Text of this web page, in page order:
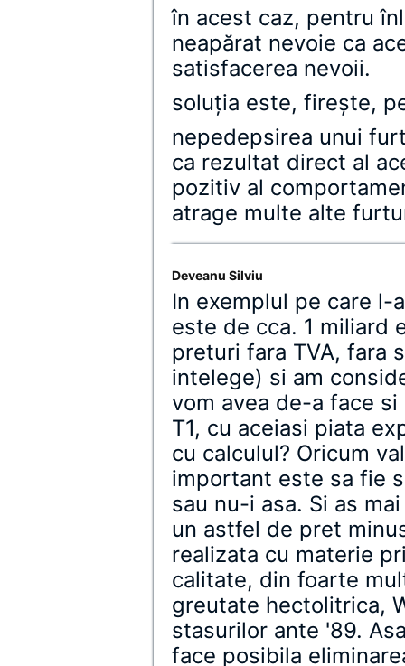
în acest caz, pentru
neapărat nevoie ca
satisfacerea nevoii.
soluţia este, fireşte,
nepedepsirea unui
ca rezultat direct al
pozitiv al
atrage multe alte
Deveanu Silviu
In exemplul pe care l-
este de cca. 1 miliard
preturi fara TVA, fara
intelege) si am
vom avea de-a face
T1, cu aceiasi piata
cu calculul? Oricum
important este sa fie
sau nu-i asa. Si as
un astfel de pret
realizata cu materie
calitate, din foarte
greutate hectolitrica,
stasurilor ante '89.
face posibila